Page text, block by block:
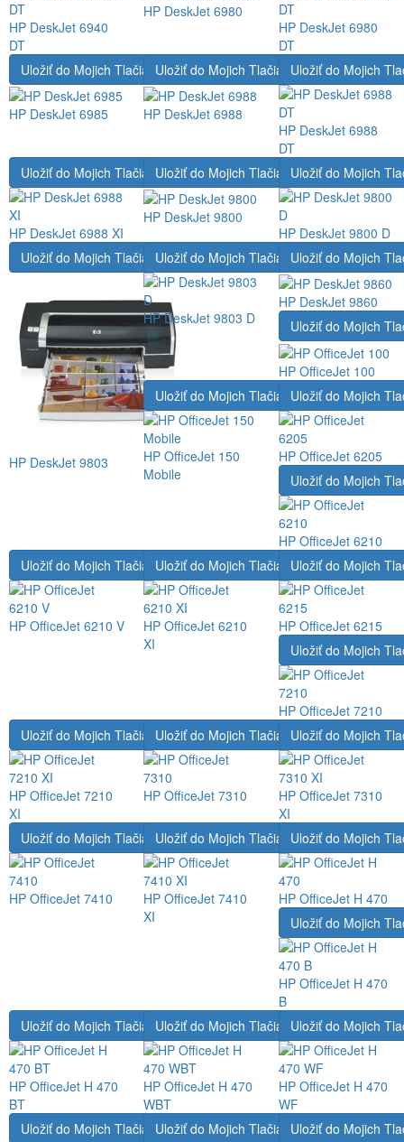
HP DeskJet 6940
DT
HP DeskJet 6980
HP DeskJet 6980
DT
Uložiť do Mojich Tlačiarní
HP DeskJet 6985
Uložiť do Mojich Tlačiarní
HP DeskJet 6988
Uložiť do Mojich
HP DeskJet 6988
DT
Uložiť do Mojich Tlačiarní
HP DeskJet 6988 XI
Uložiť do Mojich Tlačiarní
HP DeskJet 9800
Uložiť do Mojich
HP DeskJet 9800 D
Uložiť do Mojich Tlačiarní
HP DeskJet 9803
Uložiť do Mojich Tlačiarní
HP DeskJet 9803 D
Uložiť do Mojich
HP DeskJet 9860
Uložiť do Mojich
HP OfficeJet 100
Uložiť do Mojich Tlačiarní
HP OfficeJet 150
Mobile
Uložiť do Mojich
HP OfficeJet 6205
Uložiť do Mojich
HP OfficeJet 6210
Uložiť do Mojich Tlačiarní
HP OfficeJet 6210 V
Uložiť do Mojich Tlačiarní
HP OfficeJet 6210
XI
Uložiť do Mojich
HP OfficeJet 6215
Uložiť do Mojich
HP OfficeJet 7210
Uložiť do Mojich Tlačiarní
HP OfficeJet 7210
XI
Uložiť do Mojich Tlačiarní
HP OfficeJet 7310
Uložiť do Mojich
HP OfficeJet 7310
XI
Uložiť do Mojich Tlačiarní
HP OfficeJet 7410
Uložiť do Mojich Tlačiarní
HP OfficeJet 7410
XI
Uložiť do Mojich
HP OfficeJet H 470
Uložiť do Mojich
HP OfficeJet H 470
B
Uložiť do Mojich Tlačiarní
HP OfficeJet H 470
BT
Uložiť do Mojich Tlačiarní
HP OfficeJet H 470
WBT
Uložiť do Mojich
HP OfficeJet H 470
WF
Uložiť do Mojich TlačiarníUložiť do Mojich TlačiarníUložiť do Mojich